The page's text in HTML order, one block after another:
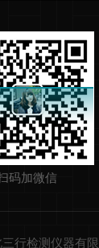
码加微信
行检测仪器有